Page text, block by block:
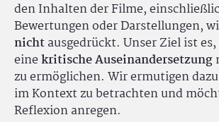
den Inhalten der Filme,
Bewertungen oder Darstellungen,
nichtausgedrückt. Unser Ziel ist
einekritische Auseinandersetzung
zu ermöglichen. Wir ermutigen
im Kontext zu betrachten und
Reflexion anregen.